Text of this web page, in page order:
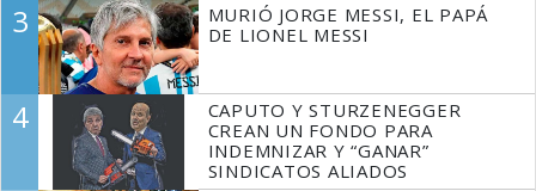
3
MURIÓ JORGE MESSI, EL PAPÁ
DE LIONEL MESSI
4
CAPUTO Y STURZENEGGER
CREAN UN FONDO PARA
INDEMNIZAR Y “GANAR”
SINDICATOS ALIADOS